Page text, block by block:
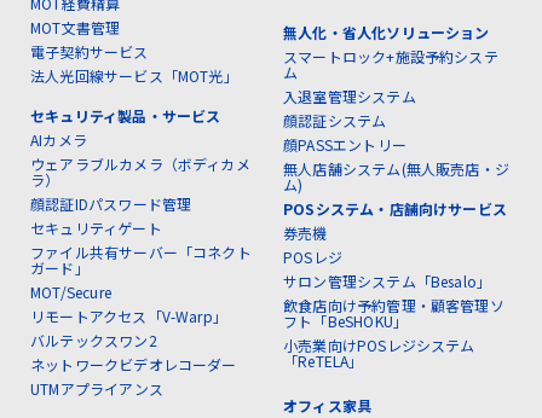
MOT文書管理
電子契約サービス
法人光回線サービス「MOT光」
セキュリティ製品・サービス
AIカメラ
ウェアラブルカメラ（ボディカメ
ラ）
顔認証IDパスワード管理
セキュリティゲート
ファイル共有サーバー「コネクト
ガード」
MOT/Secure
リモートアクセス「V-Warp」
バルテックスワン2
ネットワークビデオレコーダー
UTMアプライアンス
無人化・省人化ソリューション
スマートロック+施設予約システ
ム
入退室管理システム
顔認証システム
顔PASSエントリー
無人店舗システム(無人販売店・ジ
ム)
POSシステム・店舗向けサービス
券売機
POSレジ
サロン管理システム「Besalo」
飲食店向け予約管理・顧客管理ソ
フト「BeSHOKU」
小売業向けPOSレジシステム
「ReTELA」
オフィス家具